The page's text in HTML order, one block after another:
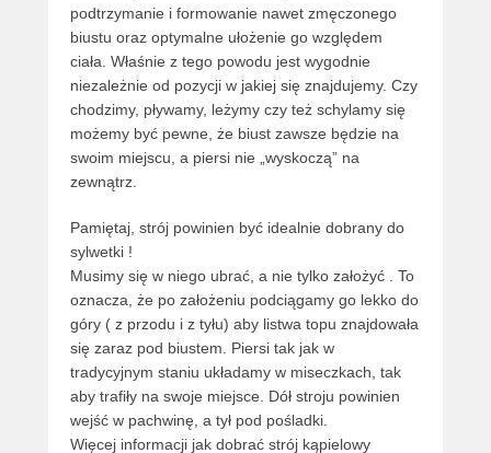
podtrzymanie i formowanie nawet zmęczonego
biustu oraz optymalne ułożenie go względem
ciała. Właśnie z tego powodu jest wygodnie
niezależnie od pozycji w jakiej się znajdujemy. Czy
chodzimy, pływamy, leżymy czy też schylamy się
możemy być pewne, że biust zawsze będzie na
swoim miejscu, a piersi nie „wyskoczą” na
zewnątrz.
Pamiętaj, strój powinien być idealnie dobrany do
sylwetki !
Musimy się w niego ubrać, a nie tylko założyć . To
oznacza, że po założeniu podciągamy go lekko do
góry ( z przodu i z tyłu) aby listwa topu znajdowała
się zaraz pod biustem. Piersi tak jak w
tradycyjnym staniu układamy w miseczkach, tak
aby trafiły na swoje miejsce. Dół stroju powinien
wejść w pachwinę, a tył pod pośladki.
Więcej informacji jak dobrać strój kąpielowy